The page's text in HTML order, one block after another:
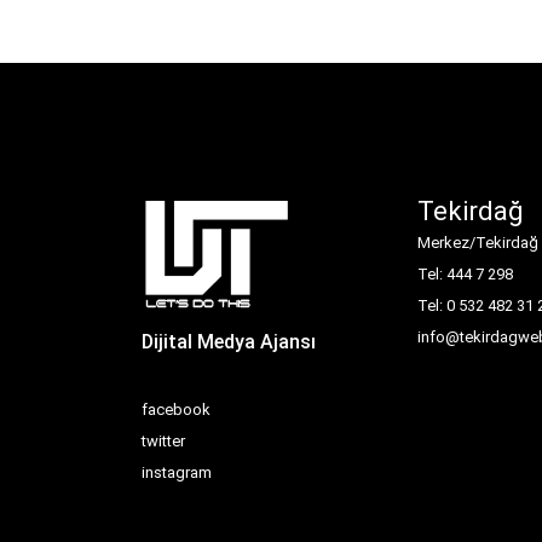
Dijital Medya Ajansı
facebook
twitter
instagram
Tekirdağ
Merkez/Tekirdağ
Tel: 444 7 298
Tel: 0 532 482 31